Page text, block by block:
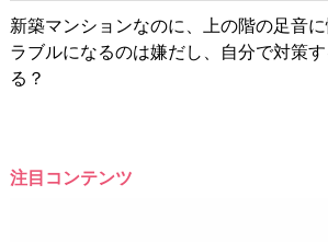
新築マンションなのに、上の階の足音
ラブルになるのは嫌だし、自分で対策
る？
注目コンテンツ